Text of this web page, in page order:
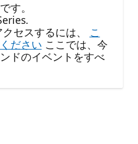
す。
セスするには、
こ
ださい ここでは、今
ドのイベントをすべ